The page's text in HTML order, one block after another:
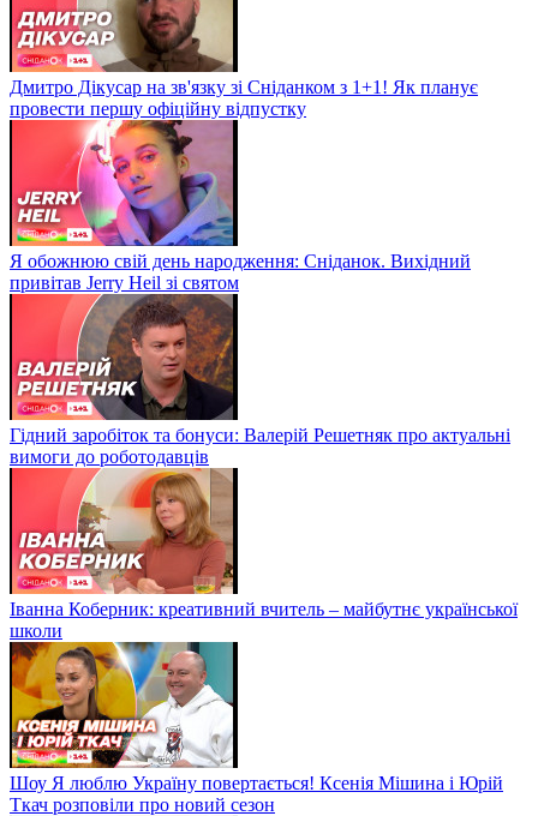
Дмитро Дікусар на зв'язку зі Сніданком з 1+1! Як планує
провести першу офіційну відпустку
Я обожнюю свій день народження: Сніданок. Вихідний
привітав Jerry Heil зі святом
Гідний заробіток та бонуси: Валерій Решетняк про актуальні
вимоги до роботодавців
Іванна Коберник: креативний вчитель – майбутнє української
школи
Шоу Я люблю Україну повертається! Ксенія Мішина і Юрій
Ткач розповіли про новий сезон